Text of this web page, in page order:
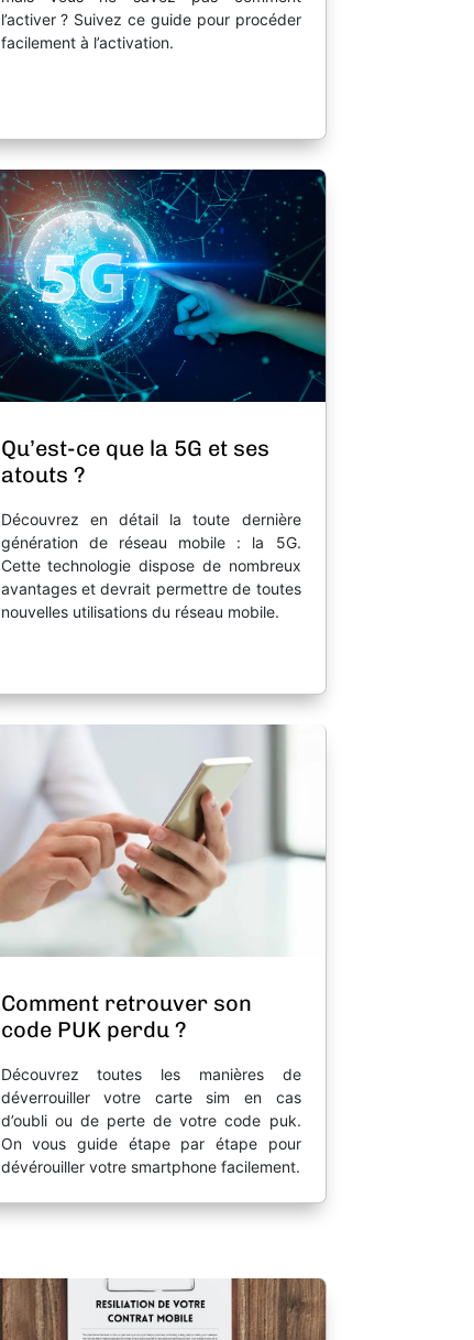
l’activer ? Suivez ce guide pour procéder
facilement à l’activation.
Qu’est-ce que la 5G et ses
atouts ?
Découvrez en détail la toute dernière
génération de réseau mobile : la 5G.
Cette technologie dispose de nombreux
avantages et devrait permettre de toutes
nouvelles utilisations du réseau mobile.
Comment retrouver son
code PUK perdu ?
Découvrez toutes les manières de
déverrouiller votre carte sim en cas
d’oubli ou de perte de votre code puk.
On vous guide étape par étape pour
dévérouiller votre smartphone facilement.